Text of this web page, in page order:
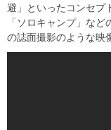
避」といったコンセプ
「ソロキャンプ」な
の誌面撮影のような映